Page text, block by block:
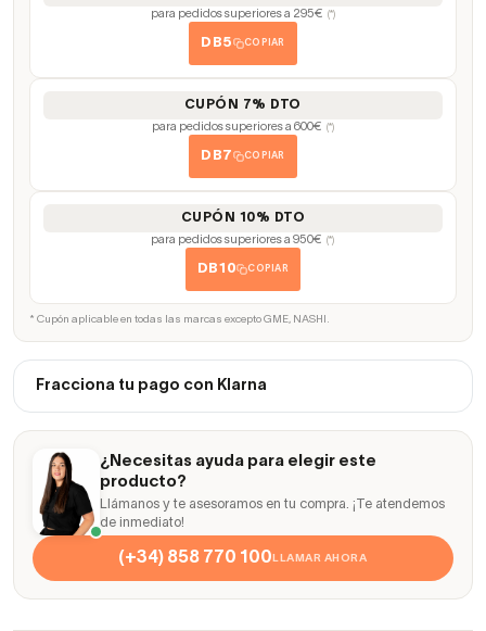
para pedidos superiores a 295€ (*)
DB5 COPIAR
CUPÓN 7% DTO
para pedidos superiores a 600€ (*)
DB7 COPIAR
CUPÓN 10% DTO
para pedidos superiores a 950€ (*)
DB10 COPIAR
* Cupón aplicable en todas las marcas excepto GME, NASHI.
Fracciona tu pago con Klarna
¿Necesitas ayuda para elegir este
producto?
Llámanos y te asesoramos en tu compra. ¡Te atendemos
de inmediato!
(+34) 858 770 100LLAMAR AHORA